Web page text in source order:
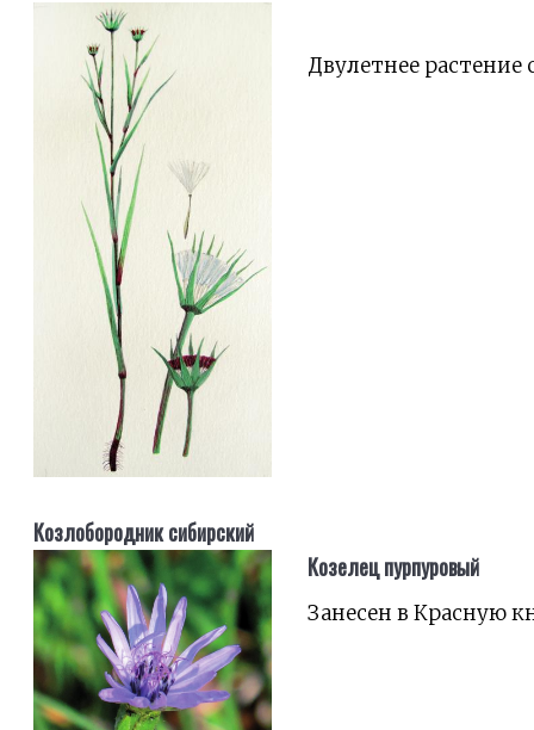
Козлобородник сибирский
Двулетнее
Козелец пурпуровый
Занесен в Красную